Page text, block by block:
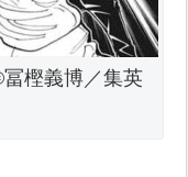
冨樫義博／集英